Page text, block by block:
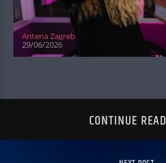
Antena Zagreb
29/06/2026
CONTINUE